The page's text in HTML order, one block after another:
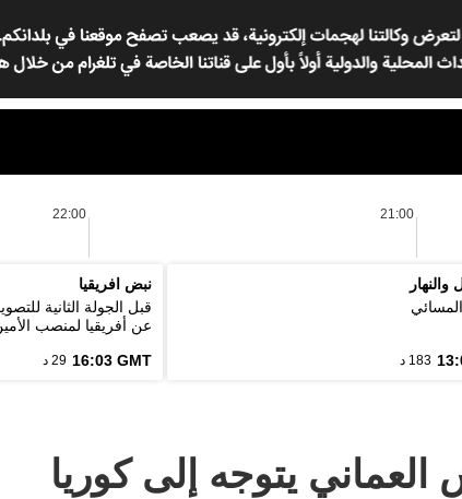
21:00
22:00
والنهار
183 د
نبض افريقيا
قبل الجولة الثانية
عن أفريقيا لمنصب
16:03 GMT 29 د
العماني يتوجه إلى كوريا